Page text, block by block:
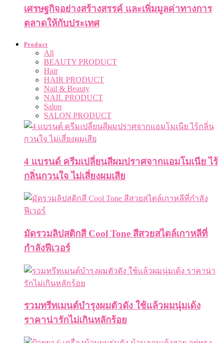
เศรษฐกิจอย่างสร้างสรรค์ และเพิ่มมูลค่าทางการ
ตลาดให้กับประเทศ
Product
All
BEAUTY PRODUCT
Hair
HAIR PRODUCT
Nail & Beauty
NAIL PRODUCT
Salon
SALON PRODUCT
4 แบรนด์ ครีมเปลี่ยนสีผมปราศจากแอมโมเนีย ไร้
กลิ่นกวนใจ ไม่เสี่ยงผมเสีย
มัดรวมลิปสติกสี Cool Tone สีสวยสไตล์เกาหลีที่
กำลังฟีเวอร์
รวมทรีทเมนต์บำรุงผมตัวดัง ใช้แล้วผมนุ่มเด้ง
ราคาน่ารักไม่เกินหลักร้อย